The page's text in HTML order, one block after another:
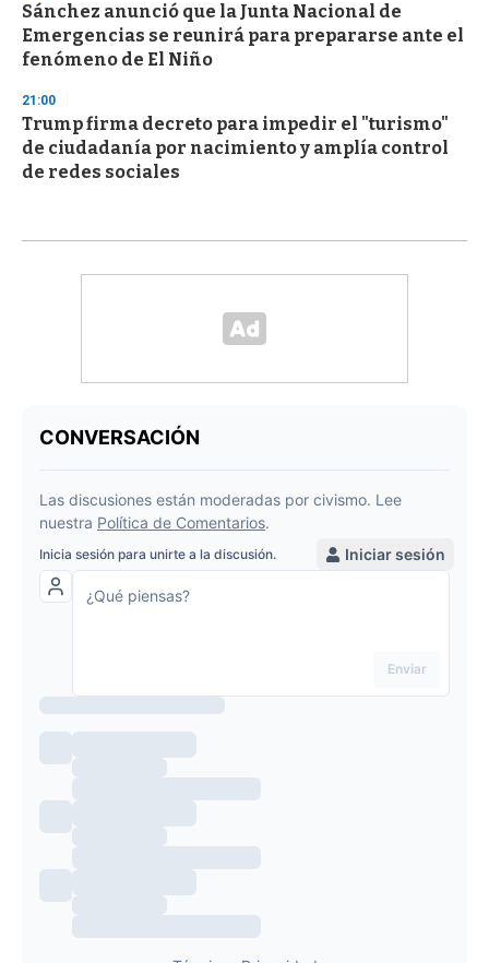
Sánchez anunció que la Junta Nacional de
Emergencias se reunirá para prepararse ante el
fenómeno de El Niño
21:00
Trump firma decreto para impedir el "turismo"
de ciudadanía por nacimiento y amplía control
de redes sociales